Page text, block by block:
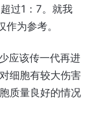
过1：7。就我
为参考。
应该传一代再进
细胞有较大伤害
质量良好的情况